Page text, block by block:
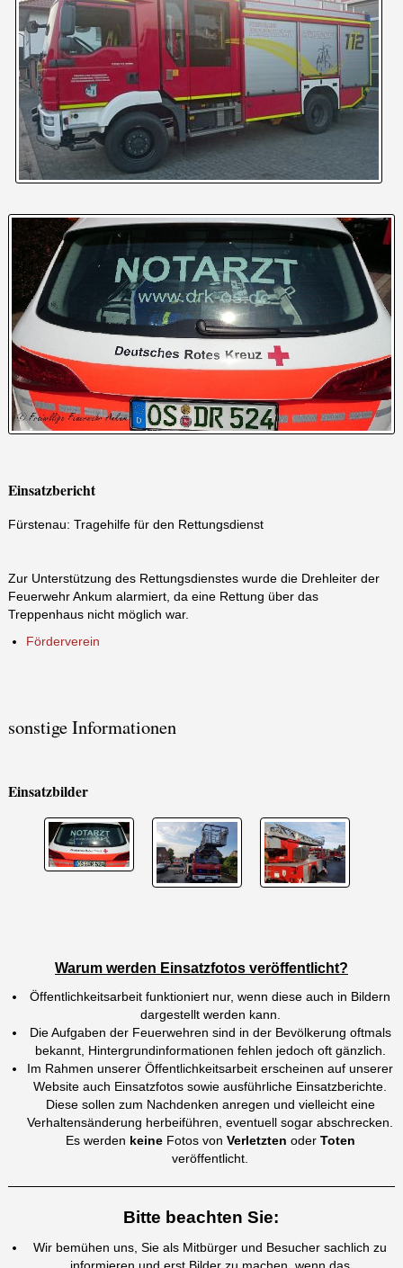
Einsatzbericht
Fürstenau: Tragehilfe für den Rettungsdienst
Zur Unterstützung des Rettungsdienstes wurde die Drehleiter der
Feuerwehr Ankum alarmiert, da eine Rettung über das
Treppenhaus nicht möglich war.
Förderverein
sonstige Informationen
Einsatzbilder
Warum werden Einsatzfotos veröffentlicht?
Öffentlichkeitsarbeit funktioniert nur, wenn diese auch in Bildern
dargestellt werden kann.
Die Aufgaben der Feuerwehren sind in der Bevölkerung oftmals
bekannt, Hintergrundinformationen fehlen jedoch oft gänzlich.
Im Rahmen unserer Öffentlichkeitsarbeit erscheinen auf unserer
Website auch Einsatzfotos sowie ausführliche Einsatzberichte.
Diese sollen zum Nachdenken anregen und vielleicht eine
Verhaltensänderung herbeiführen, eventuell sogar abschrecken.
Es werden keineFotos von Verletzten oder Toten
veröffentlicht.
Bitte beachten Sie:
Wir bemühen uns, Sie als Mitbürger und Besucher sachlich zu